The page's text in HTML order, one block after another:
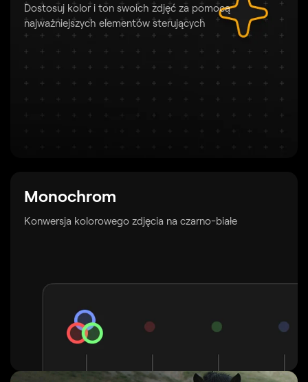
Dostosuj kolor i ton swoich zdjęć za pomocą
najważniejszych elementów sterujących
Monochrom
Konwersja kolorowego zdjęcia na czarno-białe